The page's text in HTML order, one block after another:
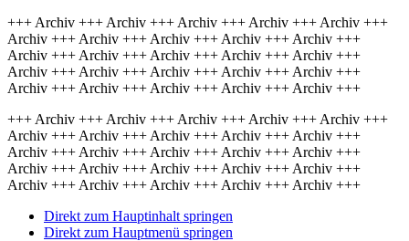
+++ Archiv +++ Archiv +++ Archiv +++ Archiv +++ Archiv +++
Archiv +++ Archiv +++ Archiv +++ Archiv +++ Archiv +++
Archiv +++ Archiv +++ Archiv +++ Archiv +++ Archiv +++
Archiv +++ Archiv +++ Archiv +++ Archiv +++ Archiv +++
Archiv +++ Archiv +++ Archiv +++ Archiv +++ Archiv +++
+++ Archiv +++ Archiv +++ Archiv +++ Archiv +++ Archiv +++
Archiv +++ Archiv +++ Archiv +++ Archiv +++ Archiv +++
Archiv +++ Archiv +++ Archiv +++ Archiv +++ Archiv +++
Archiv +++ Archiv +++ Archiv +++ Archiv +++ Archiv +++
Archiv +++ Archiv +++ Archiv +++ Archiv +++ Archiv +++
Direkt zum Hauptinhalt springen
Direkt zum Hauptmenü springen